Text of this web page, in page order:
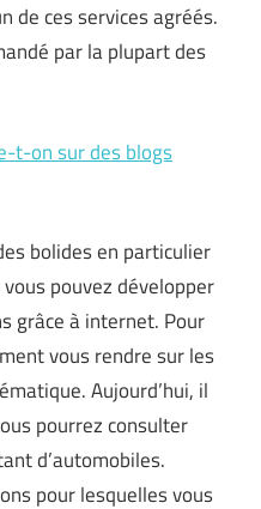
de ces services agréés.
par la plupart des
t-on sur des blogs
bolides en particulier
pouvez développer
grâce à internet. Pour
vous rendre sur les
Aujourd’hui, il
pourrez consulter
d’automobiles.
pour lesquelles vous